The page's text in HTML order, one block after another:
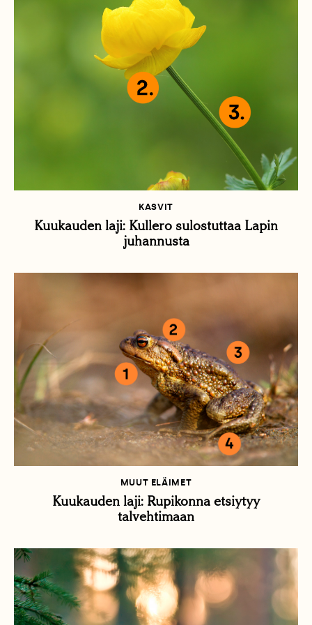
KASVIT
Kuukauden laji: Kullero sulostuttaa Lapin
juhannusta
MUUT ELÄIMET
Kuukauden laji: Rupikonna etsiytyy
talvehtimaan